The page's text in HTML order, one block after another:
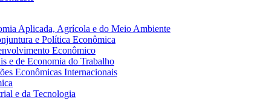
Aplicada, Agrícola e do Meio Ambiente
e Política Econômica
Econômico
e de Economia do Trabalho
Econômicas Internacionais
e da Tecnologia